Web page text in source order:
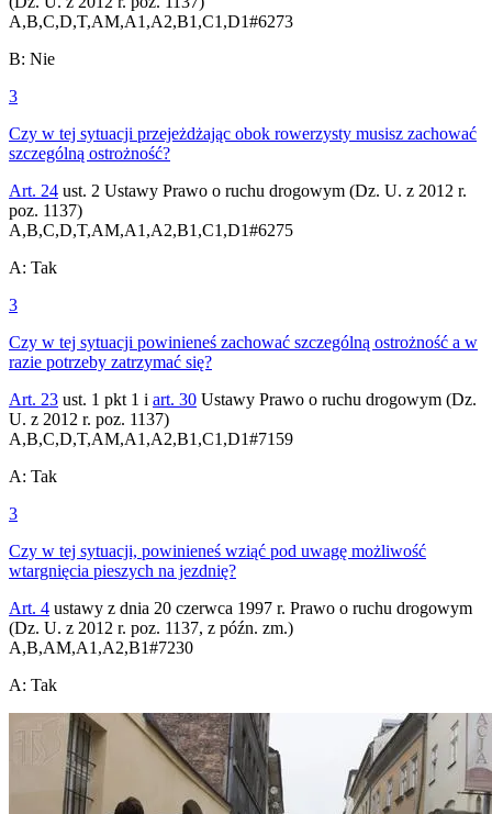
A,B,C,D,T,AM,A1,A2,B1,C1,D1#6273
B: Nie
3
Czy w tej sytuacji przejeżdżając obok rowerzysty musisz zachować
szczególną ostrożność?
Art. 24 ust. 2 Ustawy Prawo o ruchu drogowym (Dz. U. z 2012 r.
poz. 1137)
A,B,C,D,T,AM,A1,A2,B1,C1,D1#6275
A: Tak
3
Czy w tej sytuacji powinieneś zachować szczególną ostrożność a w
razie potrzeby zatrzymać się?
Art. 23 ust. 1 pkt 1 i art. 30 Ustawy Prawo o ruchu drogowym (Dz.
U. z 2012 r. poz. 1137)
A,B,C,D,T,AM,A1,A2,B1,C1,D1#7159
A: Tak
3
Czy w tej sytuacji, powinieneś wziąć pod uwagę możliwość
wtargnięcia pieszych na jezdnię?
Art. 4 ustawy z dnia 20 czerwca 1997 r. Prawo o ruchu drogowym
(Dz. U. z 2012 r. poz. 1137, z późn. zm.)
A,B,AM,A1,A2,B1#7230
A: Tak